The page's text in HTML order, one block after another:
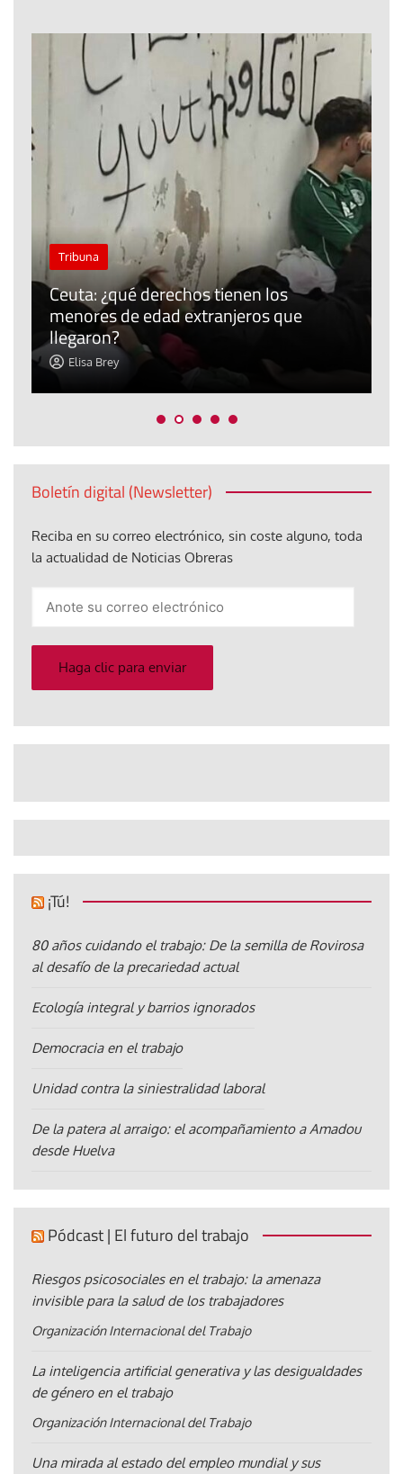
Tribuna
Ceuta: ¿qué derechos tienen los
menores de edad extranjeros que
llegaron?
Elisa Brey
Boletín digital (Newsletter)
Reciba en su correo electrónico, sin coste alguno, toda
la actualidad de Noticias Obreras
electrónico
Haga clic para enviar
¡Tú!
80 años cuidando el trabajo: De la semilla de Rovirosa
al desafío de la precariedad actual
Ecología integral y barrios ignorados
Democracia en el trabajo
Unidad contra la siniestralidad laboral
De la patera al arraigo: el acompañamiento a Amadou
desde Huelva
Pódcast | El futuro del trabajo
Riesgos psicosociales en el trabajo: la amenaza
invisible para la salud de los trabajadores
Organización Internacional del Trabajo
La inteligencia artificial generativa y las desigualdades
de género en el trabajo
Organización Internacional del Trabajo
Una mirada al estado del empleo mundial y sus